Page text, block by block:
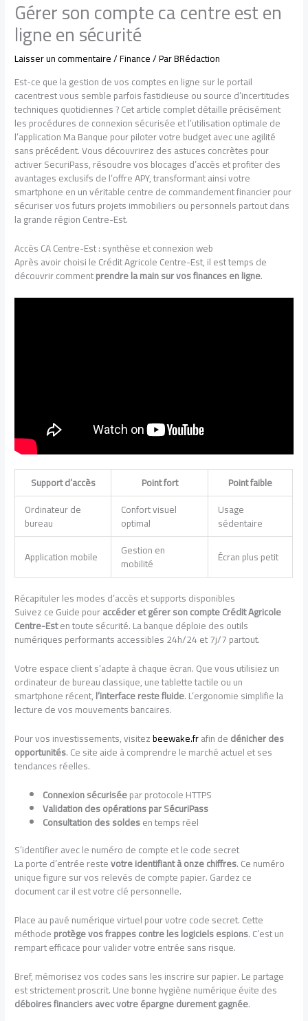
Gérer son compte ca centre est en
ligne en sécurité
Laisser un commentaire/Finance/ ParBRédaction
Est-ce que la gestion de vos comptes en ligne sur le portail
cacentrest vous semble parfois fastidieuse ou source d’incertitudes
techniques quotidiennes ? Cet article complet détaille précisément
les procédures de connexion sécurisée et l’utilisation optimale de
l’application Ma Banque pour piloter votre budget avec une agilité
sans précédent. Vous découvrirez des astuces concrètes pour
activer SecuriPass, résoudre vos blocages d’accès et profiter des
avantages exclusifs de l’offre APY, transformant ainsi votre
smartphone en un véritable centre de commandement financier pour
sécuriser vos futurs projets immobiliers ou personnels partout dans
la grande région Centre-Est.
Accès CA Centre-Est : synthèse et connexion web
Après avoir choisi le Crédit Agricole Centre-Est, il est temps de
découvrir commentprendre la main sur vos finances en ligne.
Support d’accès Point fort
Point faible
Ordinateur de
bureau
Confort visuel
optimal
Usage
sédentaire
Application mobile
Gestion en
mobilité Écran plus petit
Récapituler les modes d’accès et supports disponibles
Suivez ce Guide pouraccéder et gérer son compte Crédit Agricole
Centre-Esten toute sécurité. La banque déploie des outils
numériques performants accessibles 24h/24 et 7j/7 partout.
Votre espace client s’adapte à chaque écran. Que vous utilisiez un
ordinateur de bureau classique, une tablette tactile ou un
smartphone récent,l’interface reste fluide. L’ergonomie simplifie la
lecture de vos mouvements bancaires.
Pour vos investissements, visitezbeewake.frafin dedénicher des
opportunités. Ce site aide à comprendre le marché actuel et ses
tendances réelles.
Connexion sécuriséepar protocole HTTPS
Validation des opérations par SécuriPass
Consultation des soldesen temps réel
S’identifier avec le numéro de compte et le code secret
La porte d’entrée restevotre identifiant à onze chiffres. Ce numéro
unique figure sur vos relevés de compte papier. Gardez ce
document car il est votre clé personnelle.
Place au pavé numérique virtuel pour votre code secret. Cette
méthodeprotège vos frappes contre les logiciels espions. C’est un
rempart efficace pour valider votre entrée sans risque.
Bref, mémorisez vos codes sans les inscrire sur papier. Le partage
est strictement proscrit. Une bonne hygiène numérique évite des
déboires financiers avec votre épargne durement gagnée.